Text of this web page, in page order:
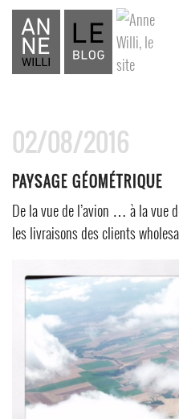
02/08/2016
PAYSAGE GÉOMÉTRIQUE
De la vue de l’avion … à la vue
les livraisons des clients